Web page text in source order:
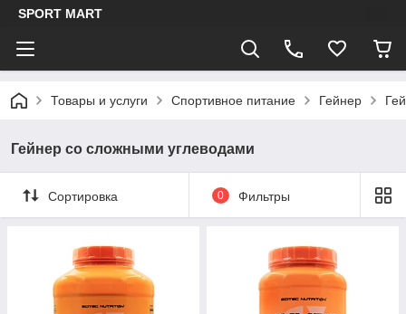
SPORT MART
Товары и услуги Спортивное питание Гейнер
Гейнер со сложными углеводами
Сортировка 0 Фильтры